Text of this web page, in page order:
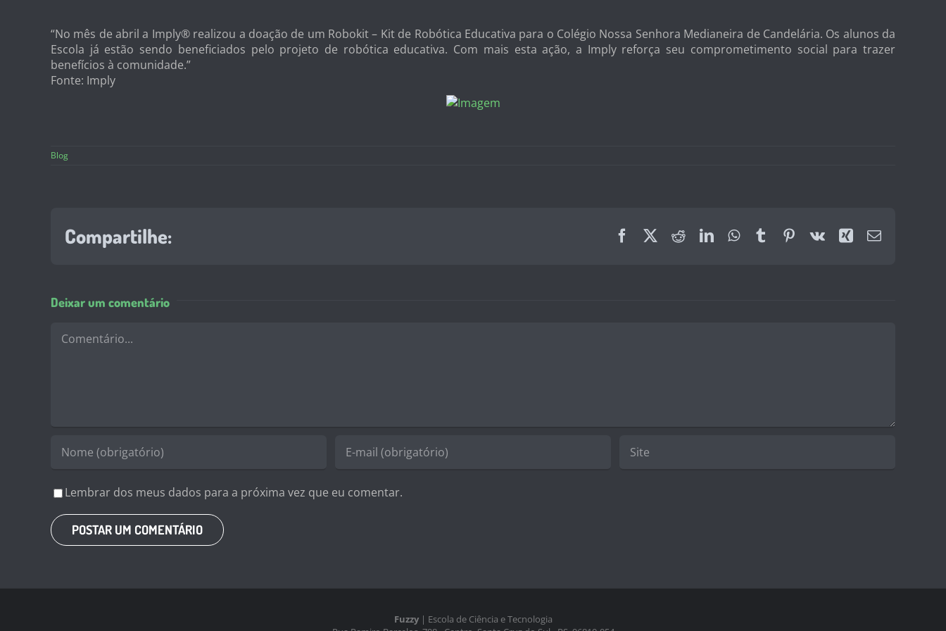
“No mês de abril a Imply® realizou a doação de um Robokit – Kit de Robótica Educativa para o Colégio Nossa Senhora Medianeira de Candelária. Os alunos da
Escola já estão sendo beneficiados pelo projeto de robótica educativa. Com mais esta ação, a Imply reforça seu comprometimento social para trazer
benefícios à comunidade.”
Fonte: Imply
Blog
Compartilhe: FacebookRedditLinkedInWhatsApp
TumblrPinterest
Vk XingE-
Deixar um comentário
Lembrar dos meus dados para a próxima vez que eu comentar.
Fuzzy | Escola de Ciência e Tecnologia